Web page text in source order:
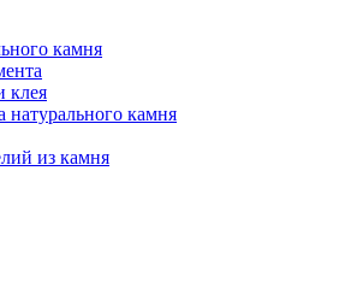
камня
клея
натурального камня
из камня